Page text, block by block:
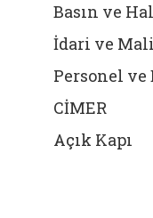
Basın ve
İdari ve
Personel
CİMER
Açık Kapı